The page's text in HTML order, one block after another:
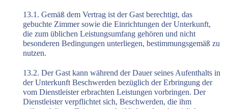
13.1. Gemäß dem Vertrag ist der Gast berechtigt, das
gebuchte Zimmer sowie die Einrichtungen der Unterkunft,
die zum üblichen Leistungsumfang gehören und nicht
besonderen Bedingungen unterliegen, bestimmungsgemäß zu
nutzen.
13.2. Der Gast kann während der Dauer seines Aufenthalts in
der Unterkunft Beschwerden bezüglich der Erbringung der
vom Dienstleister erbrachten Leistungen vorbringen. Der
Dienstleister verpflichtet sich, Beschwerden, die ihm